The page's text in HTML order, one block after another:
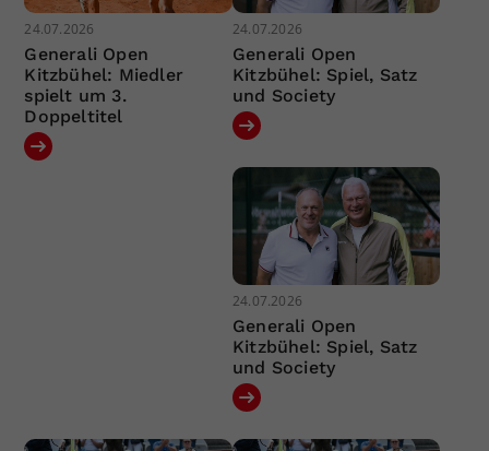
24.07.2026
Generali Open
Kitzbühel: Miedler
spielt um 3.
Doppeltitel
24.07.2026
Generali Open
Kitzbühel: Spiel, Satz
und Society
24.07.2026
Generali Open
Kitzbühel: Spiel, Satz
und Society